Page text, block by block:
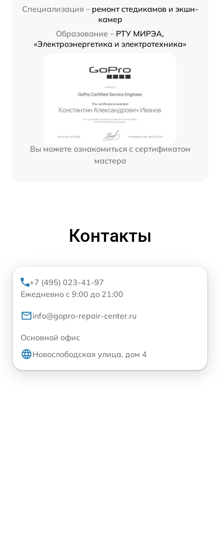
Специализация – ремонт стедикамов и экшн-
камер
Образование – РТУ МИРЭА,
«Электроэнергетика и электротехника»
Вы можете ознакомиться с сертификатом
мастера
Контакты
+7 (495) 023-41-97
Ежедневно с 9:00 до 21:00
info@gopro-repair-center.ru
Основной офис
Новослободская улица, дом 4